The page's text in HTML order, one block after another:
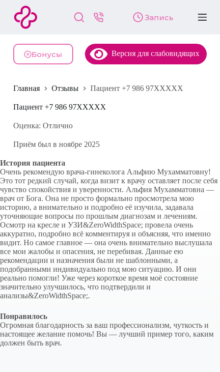
й
и
у
и
Запись
Бонусы Версия для слабовидящих
Главная Отзывы Пациент +7 986 97XXXXX
Пациент +7 986 97XXXXX
Оценка: Отлично
Приём был в ноябре 2025
История пациента
Очень рекомендую врача-гинеколога Альфию Мухамматовну!
Это тот редкий случай, когда визит к врачу оставляет после себя
чувство спокойствия и уверенности. Альфия Мухамматовна —
врач от Бога. Она не просто формально просмотрела мою
историю, а внимательно и подробно её изучила, задавала
уточняющие вопросы по прошлым диагнозам и лечениям.
Осмотр на кресле и УЗИ&ZeroWidthSpace; провела очень
аккуратно, подробно всё комментируя и объясняя, что именно
видит. Но самое главное — она очень внимательно выслушала
все мои жалобы и опасения, не перебивая. Данные ею
рекомендации и назначения были не шаблонными, а
подобранными индивидуально под мою ситуацию. И они
реально помогли! Уже через короткое время моё состояние
значительно улучшилось, что подтвердили и
анализы&ZeroWidthSpace;.
Понравилось
Огромная благодарность за ваш профессионализм, чуткость и
настоящее желание помочь! Вы — лучший пример того, каким
должен быть врач.